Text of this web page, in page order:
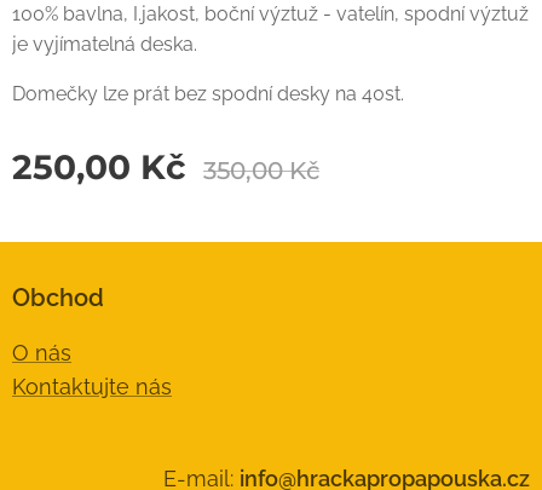
100% bavlna, I.jakost, boční výztuž - vatelín, spodní výztuž
je vyjímatelná deska.
Domečky lze prát bez spodní desky na 40st.
250,00 Kč 350,00Kč
Obchod
O nás
Kontaktujte nás
E-mail: info@hrackapropapouska.cz